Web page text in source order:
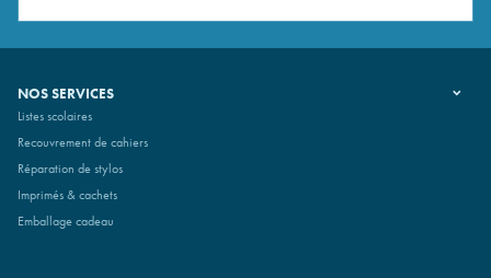
NOS SERVICES
Listes scolaires
Recouvrement de cahiers
Réparation de stylos
Imprimés & cachets
Emballage cadeau